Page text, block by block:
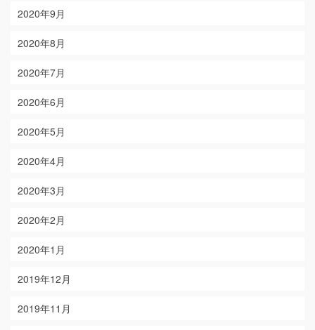
2020年9月
2020年8月
2020年7月
2020年6月
2020年5月
2020年4月
2020年3月
2020年2月
2020年1月
2019年12月
2019年11月